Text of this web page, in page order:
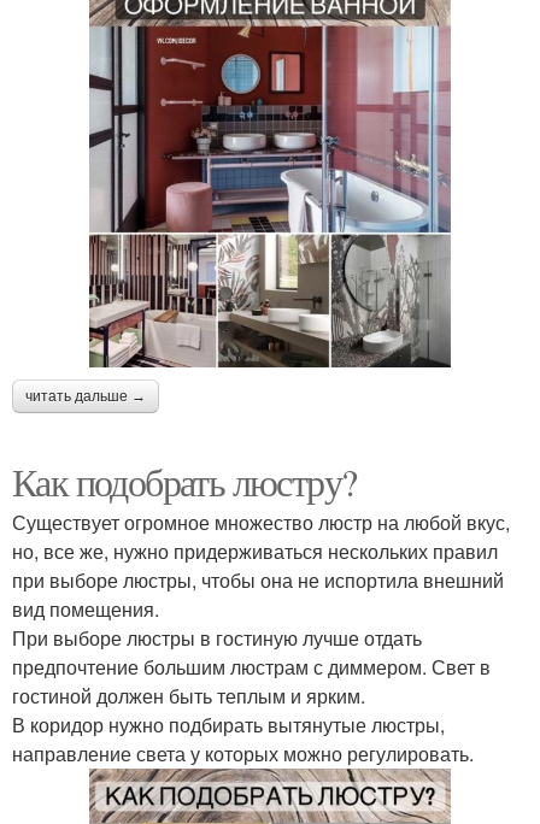
читать дальше →
Как подобрать люстру?
Существует огромное множество люстр на любой вкус,
но, все же, нужно придерживаться нескольких правил
при выборе люстры, чтобы она не испортила внешний
вид помещения.
При выборе люстры в гостиную лучше отдать
предпочтение большим люстрам с диммером. Свет в
гостиной должен быть теплым и ярким.
В коридор нужно подбирать вытянутые люстры,
направление света у которых можно регулировать.